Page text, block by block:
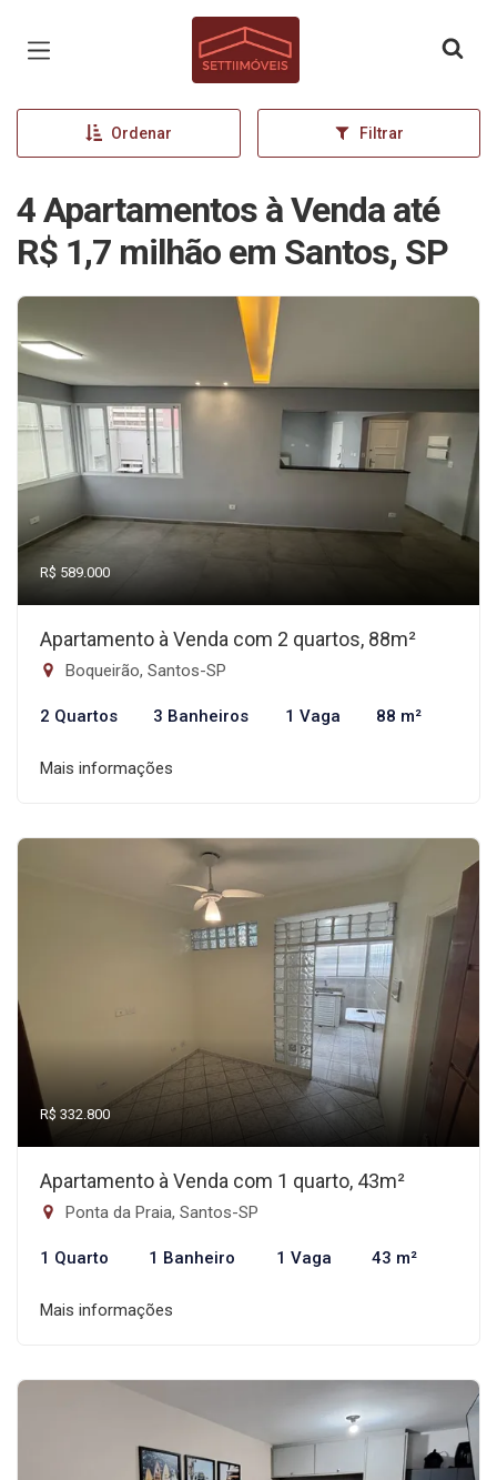
Página inicial
Ordenar Filtrar
4 Apartamentos à Venda até
R$ 1,7 milhão em Santos, SP
R$ 589.000
Apartamento à Venda com 2 quartos, 88m²
Boqueirão, Santos-SP
2 Quartos 3 Banheiros 1 Vaga 88 m²
Mais informações
R$ 332.800
Apartamento à Venda com 1 quarto, 43m²
Ponta da Praia, Santos-SP
1 Quarto 1 Banheiro 1 Vaga 43 m²
Mais informações